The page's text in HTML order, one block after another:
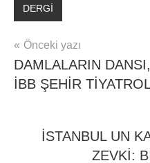
DERGİ
Yazı
gezinmesi
Önceki yazı
DAMLALARIN
İBB ŞEHİR
İSTANBUL UN
ZEVKİ: